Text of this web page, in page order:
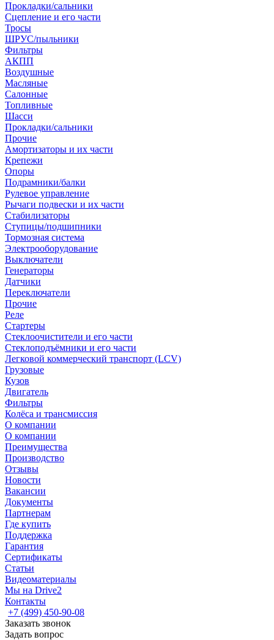
Прокладки/сальники
Сцепление и его части
Тросы
ШРУС/пыльники
Фильтры
АКПП
Воздушные
Масляные
Салонные
Топливные
Шасси
Прокладки/сальники
Прочие
Амортизаторы и их части
Крепежи
Опоры
Подрамники/балки
Рулевое управление
Рычаги подвески и их части
Стабилизаторы
Ступицы/подшипники
Тормозная система
Электрооборудование
Выключатели
Генераторы
Датчики
Переключатели
Прочие
Реле
Стартеры
Стеклоочистители и его части
Стеклоподъёмники и его части
Легковой коммерческий транспорт (LCV)
Грузовые
Кузов
Двигатель
Фильтры
Колёса и трансмиссия
О компании
О компании
Преимущества
Производство
Отзывы
Новости
Вакансии
Документы
Партнерам
Где купить
Поддержка
Гарантия
Сертификаты
Статьи
Видеоматериалы
Мы на Drive2
Контакты
+7 (499) 450-90-08
Заказать звонок
Задать вопрос